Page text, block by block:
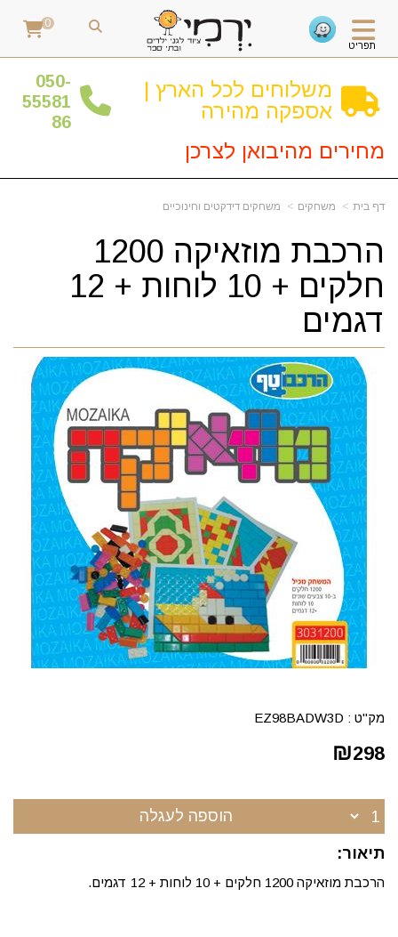
תפריט
0
משלוחים לכל הארץ |
אספקה מהירה
050-
55581
86
מחירים מהיבואן לצרכן
דף בית משחקים משחקים דידקטים וחינוכיים
הרכבת מוזאיקה 1200
חלקים + 10 לוחות + 12
דגמים
מק"ט : EZ98BADW3D
₪298
הוספה לעגלה
תיאור:
הרכבת מוזאיקה 1200 חלקים + 10 לוחות + 12 דגמים.